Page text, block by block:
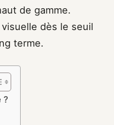
de gamme.
dès le seuil
terme.
?